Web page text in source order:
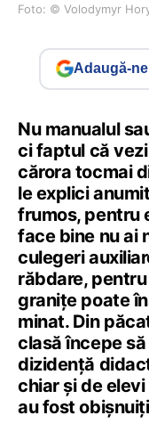
Foto: © Volodymyr
Adaugă-
Nu manualul
ci faptul că
cărora tocmai
le explici
frumos, pentru
face bine nu ai
culegeri
răbdare,
granițe poate
minat. Din
clasă începe
dizidență
chiar și de
au fost